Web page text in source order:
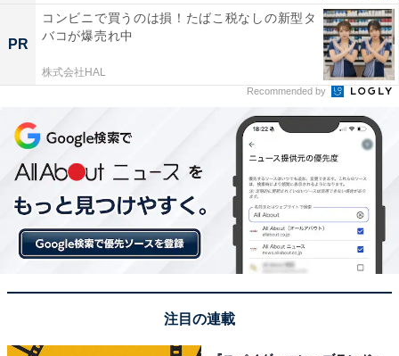
View this post on Instagram
PR
コンビニで買うのは損！たばこ税なしの新型タ
バコが爆売れ中
株式会社HAL
Recommended by
注目の連載